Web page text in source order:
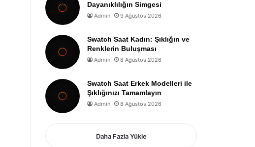
Dayanıklılığın Simgesi
Admin 9 Ağustos 2026
Swatch Saat Kadın: Şıklığın ve
Renklerin Buluşması
Admin 8 Ağustos 2026
Swatch Saat Erkek Modelleri ile
Şıklığınızı Tamamlayın
Admin 8 Ağustos 2026
Daha Fazla Yükle